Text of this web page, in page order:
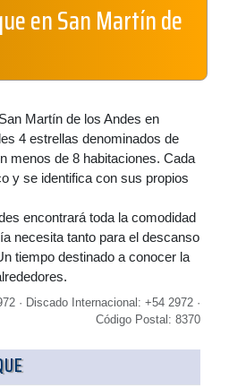
en San Martín de
Martín de los Andes en
4 estrellas denominados de
menos de 8 habitaciones. Cada
y se identifica con sus propios
encontrará toda la comodidad
necesita tanto para el descanso
tiempo destinado a conocer la
· Discado Internacional: +54 2972 ·
Código Postal: 8370